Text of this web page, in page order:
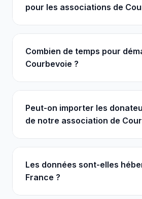
pour les associations de
Combien de temps pour
Courbevoie ?
Peut-on importer les
de notre association de
Les données sont-elles
France ?